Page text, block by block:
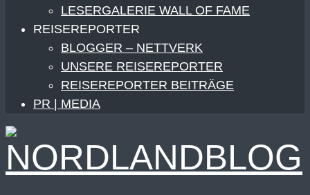
LESERGALERIE WALL OF FAME
REISEREPORTER
BLOGGER – NETTVERK
UNSERE REISEREPORTER
REISEREPORTER BEITRÄGE
PR | MEDIA